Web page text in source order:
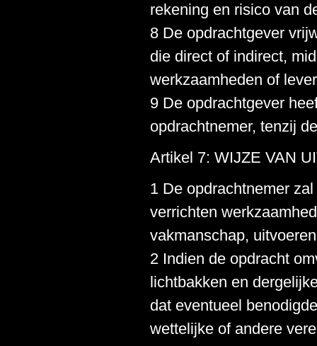
rekening en risico van
8 De opdrachtgever
die direct of indirect,
werkzaamheden of
9 De opdrachtgever
opdrachtnemer, tenzij
Artikel 7: WIJZE VAN
1 De opdrachtnemer
verrichten
vakmanschap,
2 Indien de opdracht
lichtbakken en
dat eventueel
wettelijke of andere